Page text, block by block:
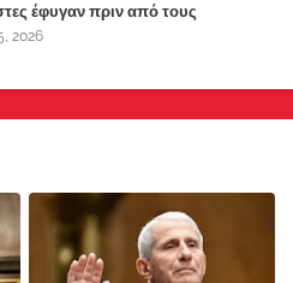
έφυγαν πριν από τους
2026